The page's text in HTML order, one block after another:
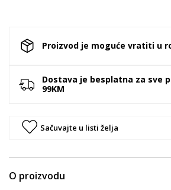
Proizvod je moguće vratiti u
Dostava je besplatna za sve
99KM
Sačuvajte u listi želja
O proizvodu